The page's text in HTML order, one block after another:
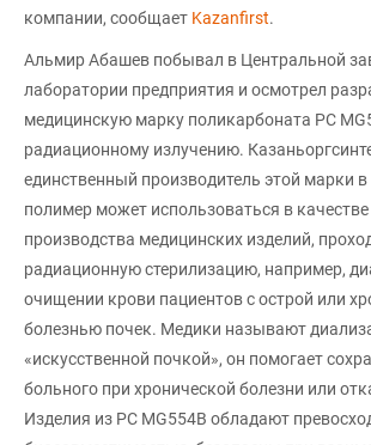
компании, сообщает Kazanfirst.
Альмир Абашев побывал в Центральной
лаборатории предприятия и осмотрел
медицинскую марку поликарбоната РС
радиационному излучению.
единственный производитель этой марки
полимер может использоваться в
производства медицинских изделий,
радиационную стерилизацию, например,
очищении крови пациентов с острой или
болезнью почек. Медики называют
«искусственной почкой», он помогает
больного при хронической болезни или
Изделия из РС MG554B обладают